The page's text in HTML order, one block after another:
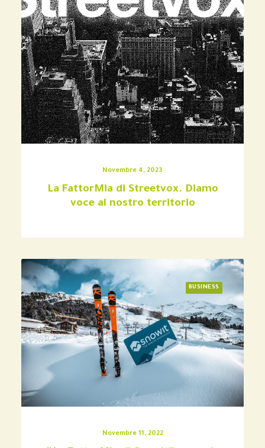
Novembre 4, 2023
La FattorMia di Streetvox. Diamo
voce al nostro territorio
BUSINESS
Novembre 11, 2022